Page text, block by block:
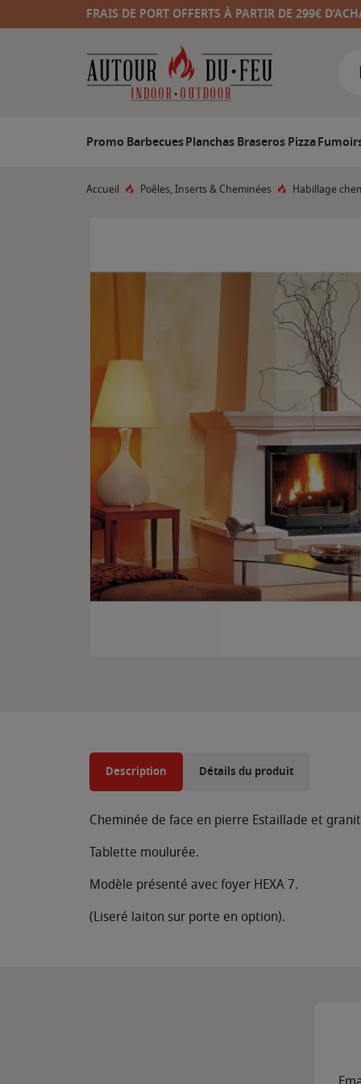
FRAIS DE PORT OFFERTS À PARTIR DE 299€
Promo BarbecuesPlanchasBraserosPizza
Accueil Poêles, Inserts & Cheminées Habillage
Description Détails du produit
Cheminée de face en pierre Estaillade et
Tablette moulurée.
Modèle présenté avec foyer HEXA 7.
(Liseré laiton sur porte en option).